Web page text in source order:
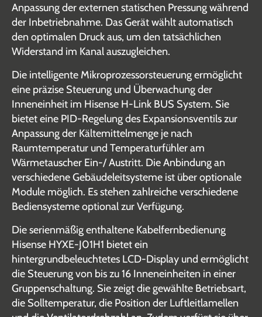
Anpassung der externen statischen Pressung während
der Inbetriebnahme. Das Gerät wählt automatisch
den optimalen Druck aus, um den tatsächlichen
Widerstand im Kanal auszugleichen.
Die intelligente Mikroprozessorsteuerung ermöglicht
eine präzise Steuerung und Überwachung der
Inneneinheit im Hisense H-Link BUS System. Sie
bietet eine PID-Regelung des Expansionsventils zur
Anpassung der Kältemittelmenge je nach
Raumtemperatur und Temperaturfühler am
Wärmetauscher Ein-/ Austritt. Die Anbindung an
verschiedene Gebäudeleitsysteme ist über optionale
Module möglich. Es stehen zahlreiche verschiedene
Bediensysteme optional zur Verfügung.
Die serienmäßig enthaltene Kabelfernbedienung
Hisense HYXE-J01H1 bietet ein
hintergrundbeleuchtetes LCD-Display und ermöglicht
die Steuerung von bis zu 16 Inneneinheiten in einer
Gruppenschaltung. Sie zeigt die gewählte Betriebsart,
die Solltemperatur, die Position der Luftleitlamellen